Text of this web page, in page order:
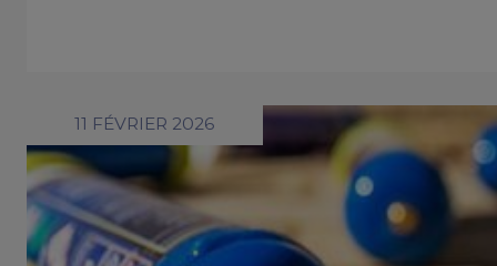
11 FÉVRIER 2026